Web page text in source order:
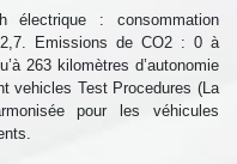
électrique : consommation
Emissions de CO2 : 0 à
263 kilomètres d’autonomie
vehicles Test Procedures (La
pour les véhicules